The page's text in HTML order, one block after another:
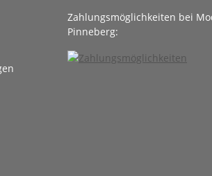
Zahlungsmöglichkeiten bei
Pinneberg: